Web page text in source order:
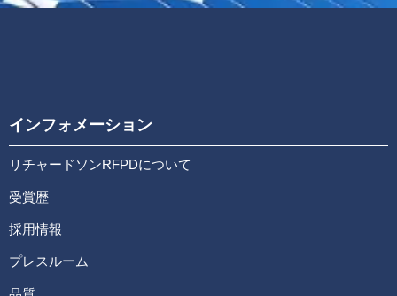
インフォメーション
リチャードソンRFPDについて
受賞歴
採用情報
プレスルーム